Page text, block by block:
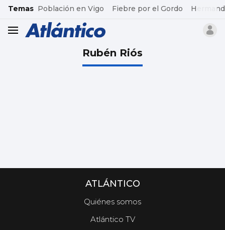
common.go-to-content
Temas Población en Vigo Fiebre por el Gordo
header.menu.open
Rubén Riós
ATLÁNTICO
Quiénes somos
Atlántico TV